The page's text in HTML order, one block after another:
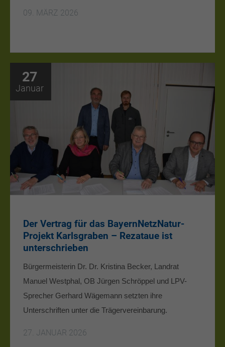
09. MÄRZ 2026
27
Januar
Der Vertrag für das BayernNetzNatur-
Projekt Karlsgraben – Rezataue ist
unterschrieben
Bürgermeisterin Dr. Dr. Kristina Becker, Landrat
Manuel Westphal, OB Jürgen Schröppel und LPV-
Sprecher Gerhard Wägemann setzten ihre
Unterschriften unter die Trägervereinbarung.
27. JANUAR 2026